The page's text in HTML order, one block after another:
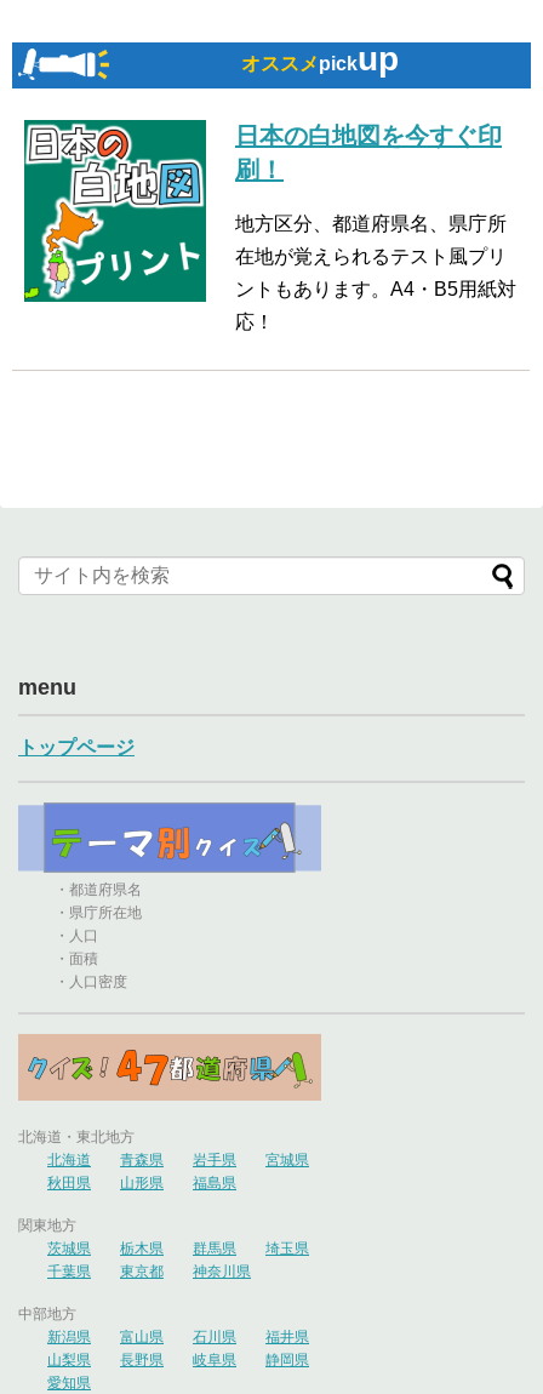
オススメpickup
日本の白地図を今すぐ印
刷！
地方区分、都道府県名、県庁所
在地が覚えられるテスト風プリ
ントもあります。A4・B5用紙対
応！
menu
トップページ
・都道府県名
・県庁所在地
・人口
・面積
・人口密度
北海道・東北地方
北海道
青森県 岩手県
宮城県
秋田県
山形県 福島県
関東地方
茨城県
栃木県 群馬県
埼玉県
千葉県
東京都 神奈川県
中部地方
新潟県
富山県 石川県
福井県
山梨県
長野県 岐阜県
静岡県
愛知県